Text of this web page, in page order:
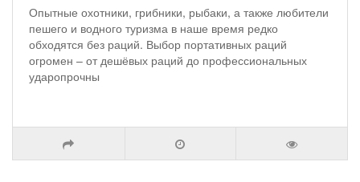
Опытные охотники, грибники, рыбаки, а также любители
пешего и водного туризма в наше время редко
обходятся без раций. Выбор портативных раций
огромен – от дешёвых раций до профессиональных
ударопрочны